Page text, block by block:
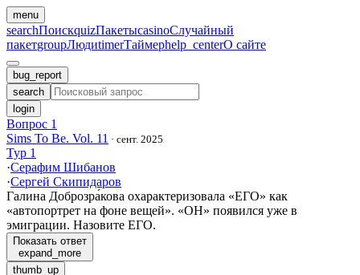
menu
searchПоискquizПакетыcasinoСлучайный
пакетgroupЛюдиtimerТаймерhelp_centerО сайте
bug_report
search
login
Вопрос 1
Sims To Be. Vol. 11 · сент. 2025
Тур 1
·Серафим Шибанов
·Сергей Скипидаров
Галина Доброзра́кова охарактеризовала «ЕГО» как
«автопортрет на фоне вещей». «ОН» появился уже в
эмиграции. Назовите ЕГО.
Показать ответ
expand_more
thumb_up